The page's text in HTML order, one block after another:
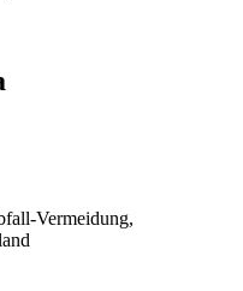
Vermeidung,